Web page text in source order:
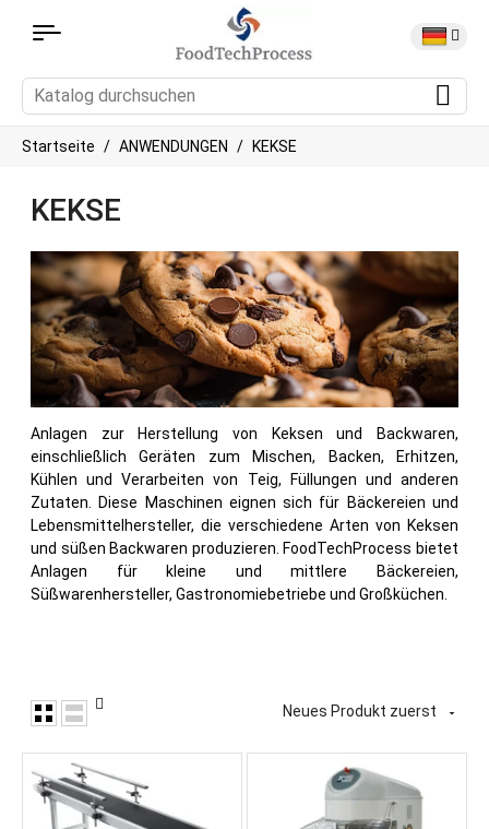
Startseite ANWENDUNGEN KEKSE
KEKSE
Anlagen zur Herstellung von Keksen und Backwaren,
einschließlich Geräten zum Mischen, Backen, Erhitzen,
Kühlen und Verarbeiten von Teig, Füllungen und anderen
Zutaten. Diese Maschinen eignen sich für Bäckereien und
Lebensmittelhersteller, die verschiedene Arten von Keksen
und süßen Backwaren produzieren. FoodTechProcess bietet
Anlagen für kleine und mittlere Bäckereien,
Süßwarenhersteller, Gastronomiebetriebe und Großküchen.
Neues Produkt zuerst 